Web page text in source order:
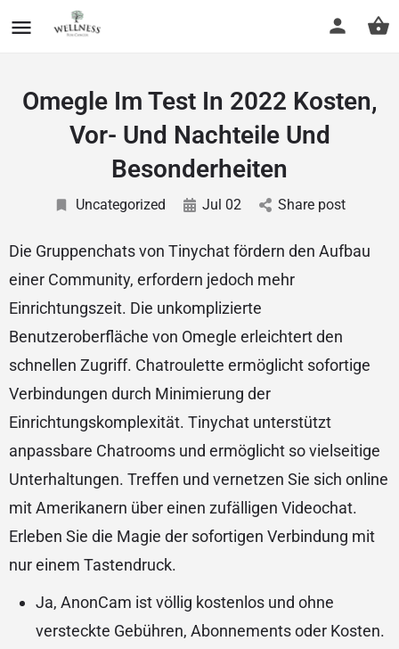
Omegle Im Test In 2022 Kosten,
Vor- Und Nachteile Und
Besonderheiten
Uncategorized Jul 02 Share post
Die Gruppenchats von Tinychat fördern den Aufbau
einer Community, erfordern jedoch mehr
Einrichtungszeit. Die unkomplizierte
Benutzeroberfläche von Omegle erleichtert den
schnellen Zugriff. Chatroulette ermöglicht sofortige
Verbindungen durch Minimierung der
Einrichtungskomplexität. Tinychat unterstützt
anpassbare Chatrooms und ermöglicht so vielseitige
Unterhaltungen. Treffen und vernetzen Sie sich online
mit Amerikanern über einen zufälligen Videochat.
Erleben Sie die Magie der sofortigen Verbindung mit
nur einem Tastendruck.
Ja, AnonCam ist völlig kostenlos und ohne
versteckte Gebühren, Abonnements oder Kosten.